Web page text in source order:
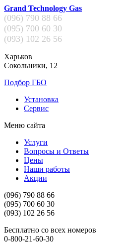
Grand Technology Gas
(096) 790 88 66
(095) 700 60 30
(093) 102 26 56
Харьков
Сокольники, 12
Подбор ГБО
Установка
Сервис
Меню сайта
Услуги
Вопросы и Ответы
Цены
Наши работы
Акции
(096) 790 88 66
(095) 700 60 30
(093) 102 26 56
Бесплатно со всех номеров
0-800-21-60-30